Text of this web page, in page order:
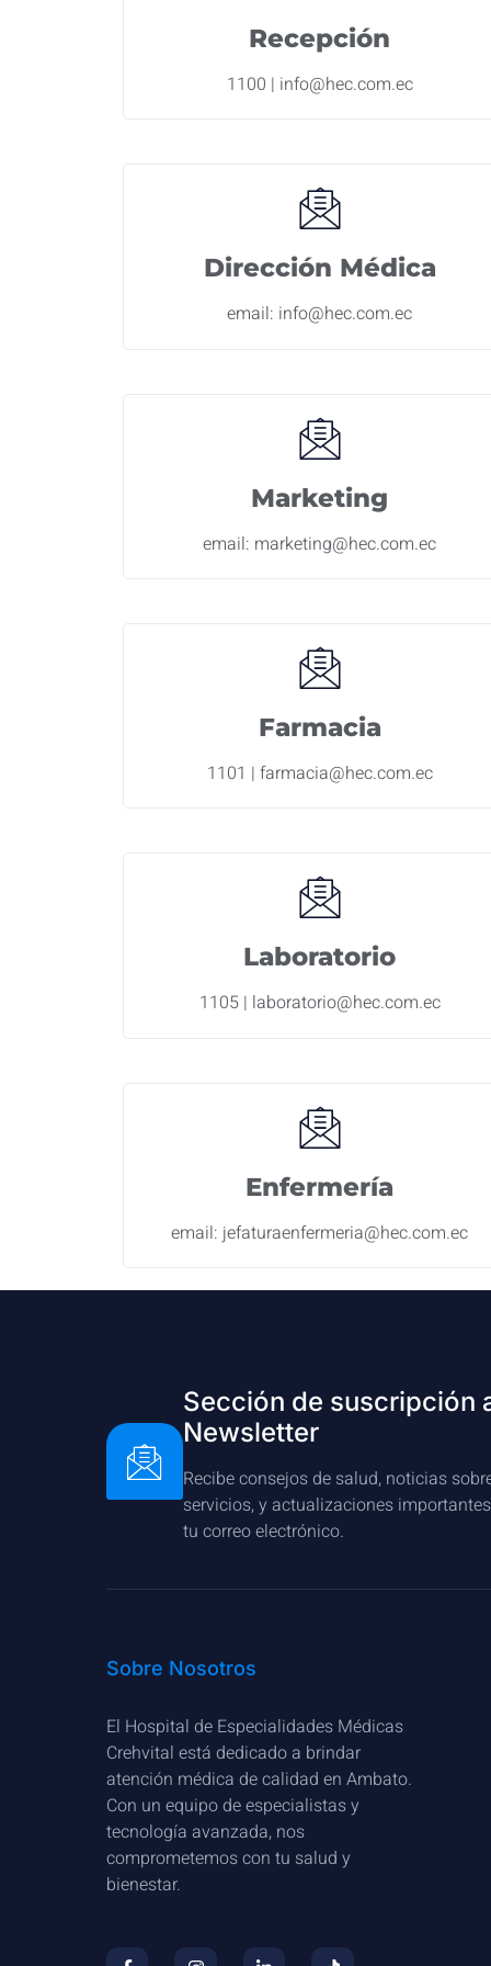
Recepción
1100 | info@hec.com.ec
Dirección Médica
email: info@hec.com.ec
Marketing
email: marketing@hec.com.ec
Farmacia
1101 | farmacia@hec.com.ec
Laboratorio
1105 | laboratorio@hec.com.ec
Enfermería
email: jefaturaenfermeria@hec.com.ec
Sección de suscripción
Newsletter
Recibe consejos de salud, noticias
servicios, y actualizaciones
tu correo electrónico.
Sobre Nosotros
El Hospital de Especialidades Médicas
Crehvital está dedicado a brindar
atención médica de calidad en Ambato.
Con un equipo de especialistas y
tecnología avanzada, nos
comprometemos con tu salud y
bienestar.